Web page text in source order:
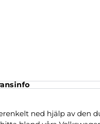
ned hjälp av den